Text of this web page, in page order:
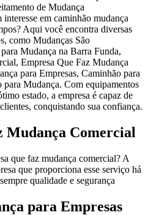
interesse em caminhão mudança
Aqui você encontra diversas
como Mudanças São
Mudança na Barra Funda,
Empresa Que Faz Mudança
para Empresas, Caminhão para
Mudança. Com equipamentos
estado, a empresa é capaz de
conquistando sua confiança.
Mudança Comercial
que faz mudança comercial? A
que proporciona esse serviço há
qualidade e segurança
para Empresas